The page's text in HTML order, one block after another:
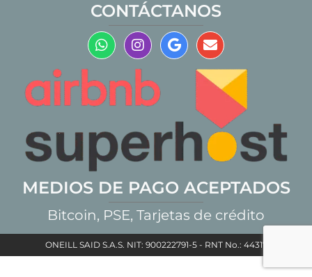
CONTÁCTANOS
MEDIOS DE PAGO ACEPTADOS
Bitcoin, PSE, Tarjetas de crédito
ONEILL SAID S.A.S. NIT: 900222791-5 - RNT No.: 44317